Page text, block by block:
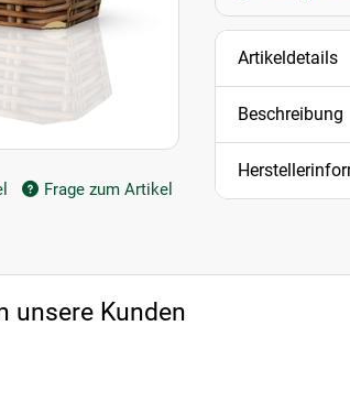
Frage zum Artikel
Artikeldetails
Beschreibung
unsere Kunden